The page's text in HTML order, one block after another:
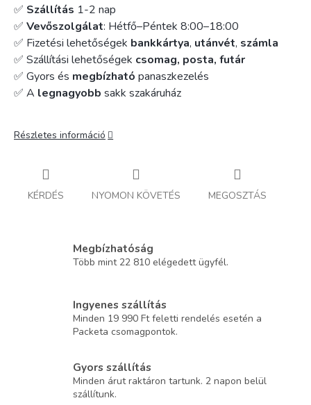
✅ Szállítás 1-2 nap
✅ Vevőszolgálat: Hétfő–Péntek 8:00–18:00
✅ Fizetési lehetőségek bankkártya, utánvét, számla
✅ Szállítási lehetőségek csomag, posta, futár
✅ Gyors és megbízható panaszkezelés
✅ A legnagyobb sakk szakáruház
Részletes információ
KÉRDÉS NYOMON KÖVETÉS MEGOSZTÁS
Megbízhatóság
Több mint 22 810 elégedett ügyfél.
Ingyenes szállítás
Minden 19 990 Ft feletti rendelés esetén a
Packeta csomagpontok.
Gyors szállítás
Minden árut raktáron tartunk. 2 napon belül
szállítunk.